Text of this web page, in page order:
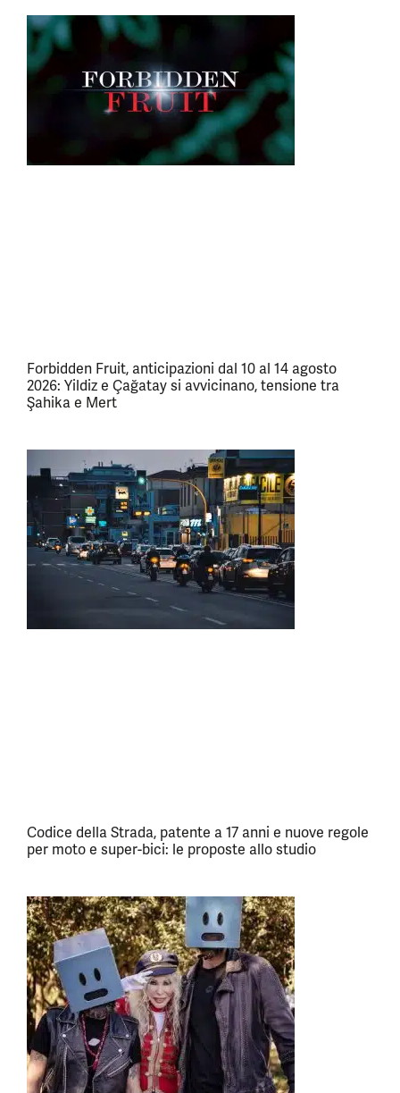
Forbidden Fruit, anticipazioni dal 10 al 14 agosto
2026: Yildiz e Çağatay si avvicinano, tensione tra
Şahika e Mert
Codice della Strada, patente a 17 anni e nuove regole
per moto e super-bici: le proposte allo studio